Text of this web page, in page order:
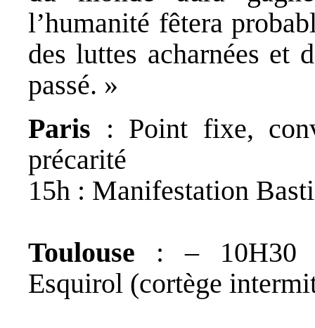
l’humanité fêtera
des luttes acharnées et
passé. »
Paris : Point fixe,
précarité
15h : Manifestation
Toulouse : – 10H30
Esquirol (cortège